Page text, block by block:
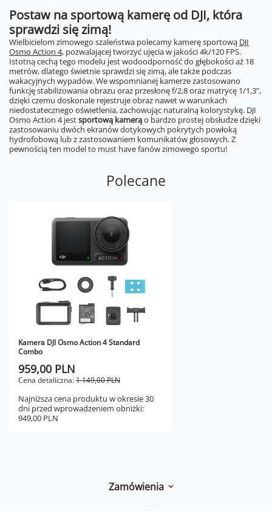
Postaw na sportową kamerę od DJI, która
sprawdzi się zimą!
Wielbicielom zimowego szaleństwa polecamy kamerę sportową DJI
Osmo Action 4, pozwalającej tworzyć ujęcia w jakości 4k/120 FPS.
Istotną cechą tego modelu jest wodoodporność do głębokości aż 18
metrów, dlatego świetnie sprawdzi się zimą, ale także podczas
wakacyjnych wypadów. We wspomnianej kamerze zastosowano
funkcję stabilizowania obrazu oraz przesłonę f/2,8 oraz matrycę 1/1,3”,
dzięki czemu doskonale rejestruje obraz nawet w warunkach
niedostatecznego oświetlenia, zachowując naturalną kolorystykę. DJI
Osmo Action 4 jestsportową kamerąo bardzo prostej obsłudze dzięki
zastosowaniu dwóch ekranów dotykowych pokrytych powłoką
hydrofobową lub z zastosowaniem komunikatów głosowych. Z
pewnością ten model to must have fanów zimowego sportu!
Polecane
Kamera DJI Osmo Action 4 Standard
Combo
Cena detaliczna:1 149,00 PLN
959,00 PLN
Najniższa cena produktu w okresie 30
dni przed wprowadzeniem obniżki:
949,00 PLN
Zamówienia